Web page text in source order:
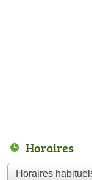
Horaires